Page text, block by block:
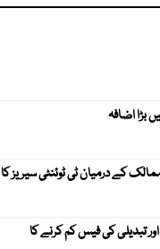
میزبان ممالک کے درمیان ٹی ٹوئنٹی سیریز کا
تبدیلی کی فیس کم کرنے کا